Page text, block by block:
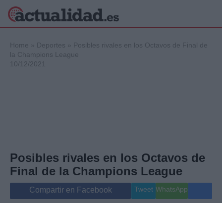
Internacional
Viajes
Gente
Musica
Home » Deportes » Posibles rivales en los Octavos de Final de
la Champions League
10/12/2021
Posibles rivales en los Octavos de
Final de la Champions League
Compartir en Facebook Tweet WhatsApp